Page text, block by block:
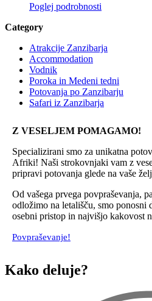
Poglej podrobnosti
Category
Atrakcije Zanzibarja
Accommodation
Vodnik
Poroka in Medeni tedni
Potovanja po Zanzibarju
Safari iz Zanzibarja
Z VESELJEM POMAGAMO!
Specializirani smo za unikatna
Afriki! Naši strokovnjaki vam z
pripravi potovanja glede na vaše
Od vašega prvega povpraševanja,
odložimo na letališču, smo ponosni
osebni pristop in najvišjo kakovost
Povpraševanje!
Kako deluje?